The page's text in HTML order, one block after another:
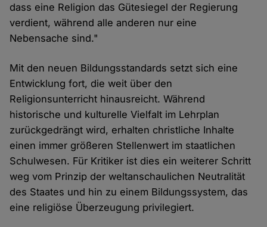
dass eine Religion das Gütesiegel der Regierung
verdient, während alle anderen nur eine
Nebensache sind."
Mit den neuen Bildungsstandards setzt sich eine
Entwicklung fort, die weit über den
Religionsunterricht hinausreicht. Während
historische und kulturelle Vielfalt im Lehrplan
zurückgedrängt wird, erhalten christliche Inhalte
einen immer größeren Stellenwert im staatlichen
Schulwesen. Für Kritiker ist dies ein weiterer Schritt
weg vom Prinzip der weltanschaulichen Neutralität
des Staates und hin zu einem Bildungssystem, das
eine religiöse Überzeugung privilegiert.